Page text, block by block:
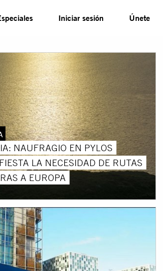
Iniciar sesión Únete
NAUFRAGIO EN PYLOS
LA NECESIDAD DE RUTAS
A EUROPA